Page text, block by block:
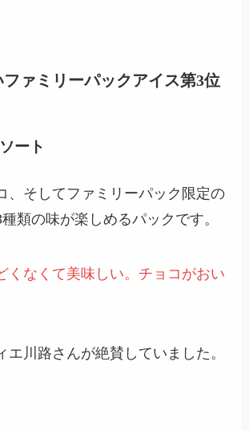
ァミリーパックアイス第3位
ート
、そしてファミリーパック限定の
類の味が楽しめるパックです。
くなくて美味しい。チョコがおい
エ川路さんが絶賛していました。